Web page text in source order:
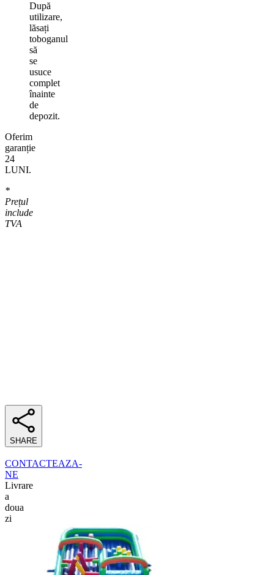
După
utilizare,
lăsați
toboganul
să
se
usuce
complet
înainte
de
depozit.
Oferim
garanție
24
LUNI.
*
Prețul
include
TVA
SHARE
CONTACTEAZA-
NE
Livrare
a
doua
zi